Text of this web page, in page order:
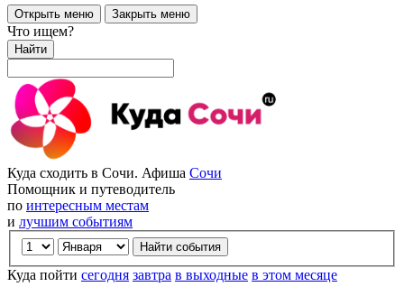
Открыть меню Закрыть меню
Что ищем?
Найти
Куда сходить в Сочи. Афиша Сочи
Помощник и путеводитель
по интересным местам
и лучшим событиям
Куда пойти сегодня завтра в выходные в этом месяце